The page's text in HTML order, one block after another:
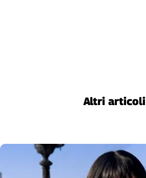
Social
Altri articoli